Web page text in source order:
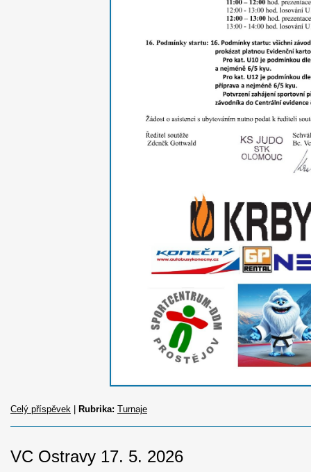
Celý příspěvek Rubrika: Turnaje
VC Ostravy 17. 5. 2026